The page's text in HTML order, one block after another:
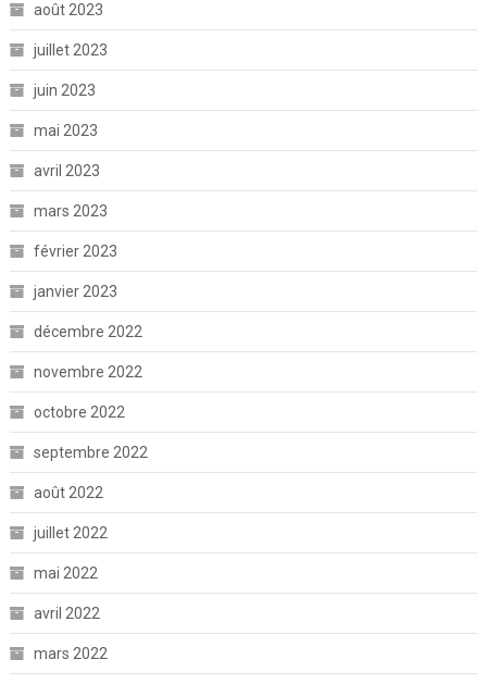
août 2023
juillet 2023
juin 2023
mai 2023
avril 2023
mars 2023
février 2023
janvier 2023
décembre 2022
novembre 2022
octobre 2022
septembre 2022
août 2022
juillet 2022
mai 2022
avril 2022
mars 2022